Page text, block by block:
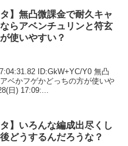
タ】無凸微課金で耐久キャ
らアベンチュリンと符玄
使いやすい？
ID:GkW+YC/Y0 無凸
ベかフゲかどっちの方が使いや
日) 17:09:...
タ】いろんな編成出尽くし
どうするんだろうな？